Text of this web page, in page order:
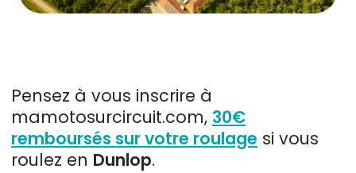
Pensez à vous inscrire à
mamotosurcircuit.com, 30€
remboursés sur votre roulage si vous
roulez en Dunlop.